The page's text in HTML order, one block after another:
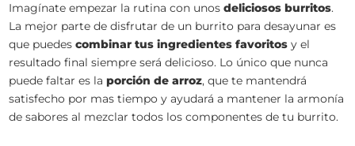
Imagínate empezar la rutina con unosdeliciosos burritos.
La mejor parte de disfrutar de un burrito para desayunar es
que puedescombinar tus ingredientes favoritos y el
resultado final siempre será delicioso. Lo único que nunca
puede faltar es la porción de arroz, que te mantendrá
satisfecho por mas tiempo y ayudará a mantener la armonía
de sabores al mezclar todos los componentes de tu burrito.